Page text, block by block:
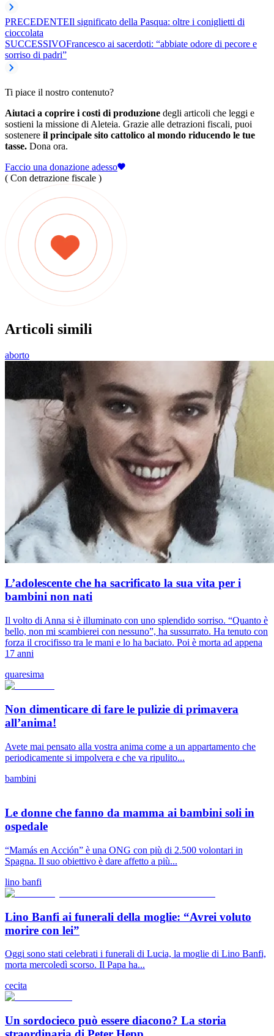
PRECEDENTEIl significato della Pasqua: oltre i coniglietti di
cioccolata
SUCCESSIVOFrancesco ai sacerdoti: “abbiate odore di pecore e
sorriso di padri”
Ti piace il nostro contenuto?
Aiutaci a coprire i costi di produzione degli articoli che leggi e
sostieni la missione di Aleteia. Grazie alle detrazioni fiscali, puoi
sostenere il principale sito cattolico al mondo riducendo le tue
tasse. Dona ora.
Faccio una donazione adesso
( Con detrazione fiscale )
Articoli simili
aborto
L’adolescente che ha sacrificato la sua vita per i
bambini non nati
Il volto di Anna si è illuminato con uno splendido sorriso. “Quanto è
bello, non mi scambierei con nessuno”, ha sussurrato. Ha tenuto con
forza il crocifisso tra le mani e lo ha baciato. Poi è morta ad appena
17 anni
quaresima
Non dimenticare di fare le pulizie di primavera
all’anima!
Avete mai pensato alla vostra anima come a un appartamento che
periodicamente si impolvera e che va ripulito...
bambini
Le donne che fanno da mamma ai bambini soli in
ospedale
“Mamás en Acción” è una ONG con più di 2.500 volontari in
Spagna. Il suo obiettivo è dare affetto a più...
lino banfi
Lino Banfi ai funerali della moglie: “Avrei voluto
morire con lei”
Oggi sono stati celebrati i funerali di Lucia, la moglie di Lino Banfi,
morta mercoledì scorso. Il Papa ha...
cecita
Un sordocieco può essere diacono? La storia